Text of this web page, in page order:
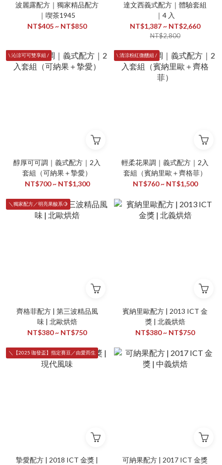
波麗露配方｜獨家精品配方
｜喫茶1945
NT$405 ~ NT$850
達文西義式配方｜體驗套組
｜4 入
NT$1,387 ~ NT$2,660
NT$2,800
\ 沁涼可可雙享組 /
醇厚可可調｜義式配方｜2入
套組（可納果＋摯愛）
NT$700 ~ NT$1,300
\ 清涼粉紅微醺組 /
輕柔花果調｜義式配方｜2入
套組（賓納里歐＋齊格菲）
NT$760 ~ NT$1,500
＼獨家配方／明亮果酸系🍋
齊格菲配方 | 第三波精品風
味 | 北歐烘焙
NT$380 ~ NT$750
賓納里歐配方 | 2013 ICT 金
獎 | 北義烘焙
NT$380 ~ NT$750
＼【2025 珈發盃】指定賽豆／由愛而生
摯愛配方 | 2018 ICT 金獎 |
可納果配方 | 2017 ICT 金獎